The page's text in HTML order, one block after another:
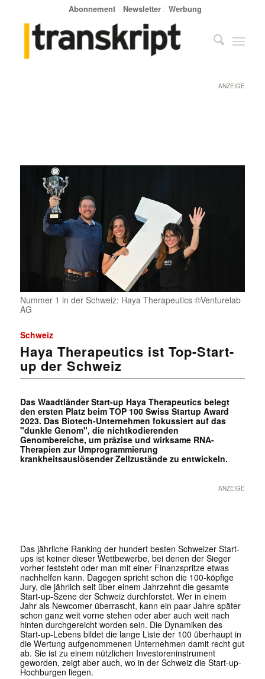
Abonnement Newsletter Werbung
ANZEIGE
Nummer 1 in der Schweiz: Haya Therapeutics ©Venturelab
AG
Schweiz
Haya Therapeutics ist Top-Start-
up der Schweiz
Das Waadtländer Start-up Haya Therapeutics belegt
den ersten Platz beim TOP 100 Swiss Startup Award
2023. Das Biotech-Unternehmen fokussiert auf das
"dunkle Genom", die nichtkodierenden
Genombereiche, um präzise und wirksame RNA-
Therapien zur Umprogrammierung
krankheitsauslösender Zellzustände zu entwickeln.
ANZEIGE
Das jährliche Ranking der hundert besten Schweizer Start-
ups ist keiner dieser Wettbewerbe, bei denen der Sieger
vorher feststeht oder man mit einer Finanzspritze etwas
nachhelfen kann. Dagegen spricht schon die 100-köpfige
Jury, die jährlich seit über einem Jahrzehnt die gesamte
Start-up-Szene der Schweiz durchforstet. Wer in einem
Jahr als Newcomer überrascht, kann ein paar Jahre später
schon ganz weit vorne stehen oder aber auch weit nach
hinten durchgereicht worden sein. Die Dynamiken des
Start-up-Lebens bildet die lange Liste der 100 überhaupt in
die Wertung aufgenommenen Unternehmen damit recht gut
ab. Sie ist zu einem nützlichen Investoreninstrument
geworden, zeigt aber auch, wo in der Schweiz die Start-up-
Hochburgen liegen.